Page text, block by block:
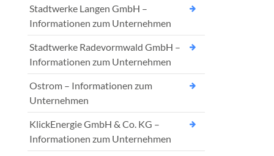
Stadtwerke Langen GmbH –
Informationen zum Unternehmen
Stadtwerke Radevormwald GmbH –
Informationen zum Unternehmen
Ostrom – Informationen zum
Unternehmen
KlickEnergie GmbH & Co. KG –
Informationen zum Unternehmen